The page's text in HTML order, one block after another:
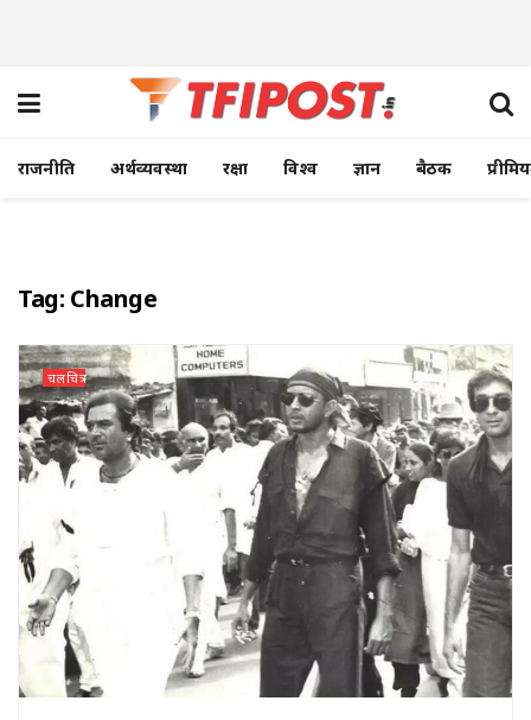
राजनीति अर्थव्यवस्था रक्षा विश्व ज्ञान बैठक
Tag: Change
चलचित्र